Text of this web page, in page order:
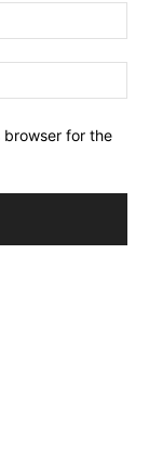
browser for the